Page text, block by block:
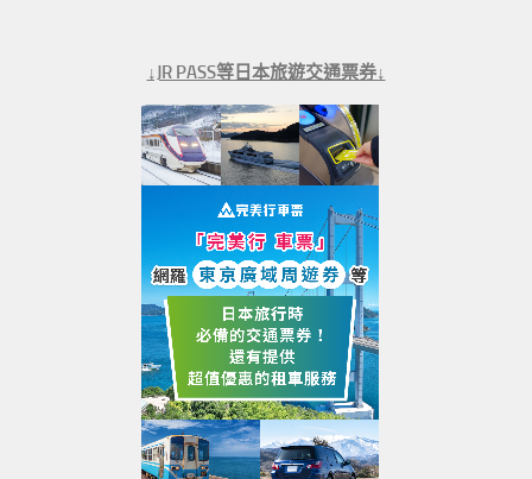
↓JR PASS等日本旅遊交通票券↓